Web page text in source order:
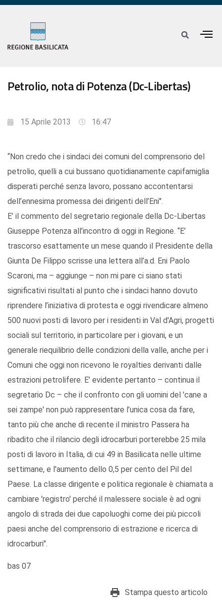
Petrolio, nota di Potenza (Dc-Libertas)
15 Aprile 2013 16:47
“Non credo che i sindaci dei comuni del comprensorio del
petrolio, quelli a cui bussano quotidianamente capifamiglia
disperati perché senza lavoro, possano accontentarsi
dell’ennesima promessa dei dirigenti dell’Eni".
E’ il commento del segretario regionale della Dc-Libertas
Giuseppe Potenza all’incontro di oggi in Regione. “E’
trascorso esattamente un mese quando il Presidente della
Giunta De Filippo scrisse una lettera all’a.d. Eni Paolo
Scaroni, ma – aggiunge – non mi pare ci siano stati
significativi risultati al punto che i sindaci hanno dovuto
riprendere l’iniziativa di protesta e oggi rivendicare almeno
500 nuovi posti di lavoro per i residenti in Val d'Agri, progetti
sociali sul territorio, in particolare per i giovani, e un
generale riequilibrio delle condizioni della valle, anche per i
Comuni che oggi non ricevono le royalties derivanti dalle
estrazioni petrolifere. E’ evidente pertanto – continua il
segretario Dc – che il confronto con gli uomini del 'cane a
sei zampe' non può rappresentare l’unica cosa da fare,
tanto più che anche di recente il ministro Passera ha
ribadito che il rilancio degli idrocarburi porterebbe 25 mila
posti di lavoro in Italia, di cui 49 in Basilicata nelle ultime
settimane, e l'aumento dello 0,5 per cento del Pil del
Paese. La classe dirigente e politica regionale è chiamata a
cambiare 'registro' perché il malessere sociale è ad ogni
angolo di strada dei due capoluoghi come dei più piccoli
paesi anche del comprensorio di estrazione e ricerca di
idrocarburi".
bas 07
Stampa questo articolo